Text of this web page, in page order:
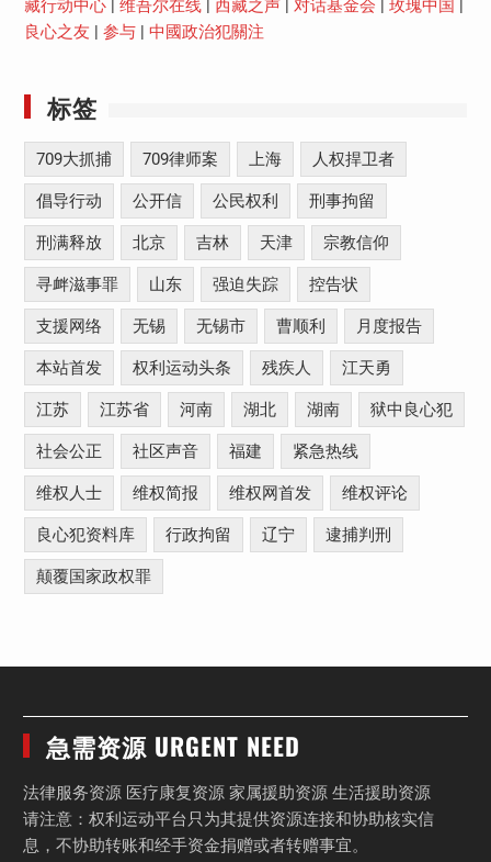
藏行动中心| 维吾尔在线| 西藏之声| 对话基金会 | 玫瑰中国 |
良心之友 | 参与| 中國政治犯關注
标签
709大抓捕 709律师案 上海 人权捍卫者
倡导行动 公开信 公民权利 刑事拘留
刑满释放 北京 吉林 天津 宗教信仰
寻衅滋事罪 山东 强迫失踪 控告状
支援网络 无锡 无锡市 曹顺利 月度报告
本站首发 权利运动头条 残疾人 江天勇
江苏 江苏省 河南 湖北 湖南 狱中良心犯
社会公正 社区声音 福建 紧急热线
维权人士 维权简报 维权网首发 维权评论
良心犯资料库 行政拘留 辽宁 逮捕判刑
颠覆国家政权罪
急需资源 URGENT NEED
法律服务资源 医疗康复资源 家属援助资源 生活援助资源
请注意：权利运动平台只为其提供资源连接和协助核实信
息，不协助转账和经手资金捐赠或者转赠事宜。